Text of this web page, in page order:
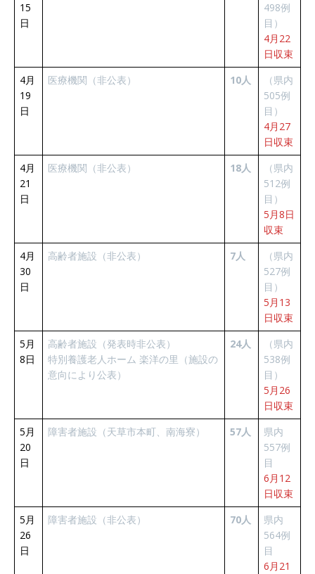
15
日
498例
目）
4月22
日収束
4月
19
日
医療機関（非公表） 10人
（県内
505例
目）
4月27
日収束
4月
21
日
医療機関（非公表） 18人
（県内
512例
目）
5月8日
収束
4月
30
日
高齢者施設（非公表） 7人
（県内
527例
目）
5月13
日収束
5月
8日
高齢者施設（発表時非公表）
特別養護老人ホーム 楽洋の里（施設の
意向により公表）
24人
（県内
538例
目）
5月26
日収束
5月
20
日
障害者施設（天草市本町、南海寮） 57人
県内
557例
目
6月12
日収束
5月
26
日
障害者施設（非公表） 70人
県内
564例
目
6月21